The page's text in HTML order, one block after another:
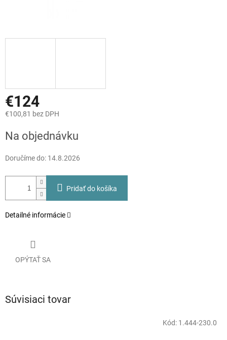
€124
€100,81 bez DPH
cena:
Na objednávku
Doručíme do: 14.8.2026
Pridať do košíka
Detailné informácie
OPÝTAŤ SA
Súvisiaci tovar
Kód: 1.444-230.0